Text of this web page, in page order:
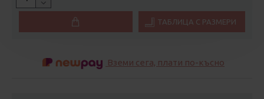
ТАБЛИЦА С РАЗМЕРИ
Вземи сега, плати по-късно